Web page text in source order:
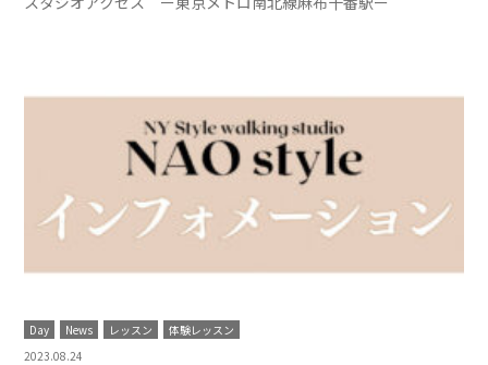
Day News レッスン
体験レッスン
2023.08.24